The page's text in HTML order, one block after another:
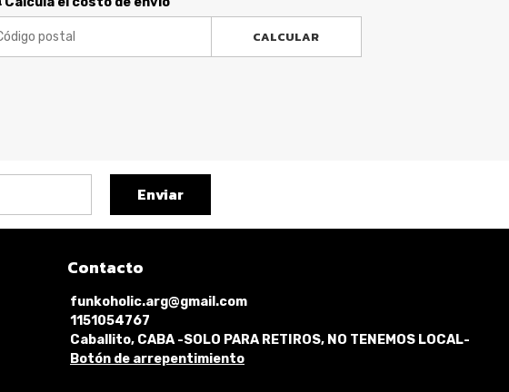
CALCULAR
Enviar
Contacto
funkoholic.arg@gmail.com
1151054767
Caballito, CABA -SOLO PARA RETIROS, NO TENEMOS LOCAL-
Botón de arrepentimiento